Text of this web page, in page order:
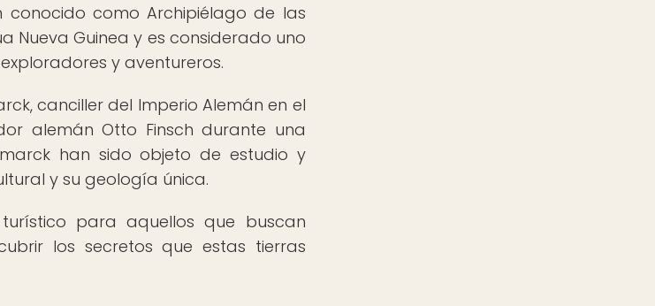
conocido como Archipiélago de las
Nueva Guinea y es considerado uno
y aventureros.
canciller del Imperio Alemán en el
alemán Otto Finsch durante una
han sido objeto de estudio y
y su geología única.
para aquellos que buscan
los secretos que estas tierras